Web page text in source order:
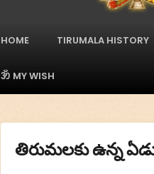
s
M
i
e
HOME TIRUMALA HISTORY
ॐ MY WISH
తిరుమలకు ఉన్న